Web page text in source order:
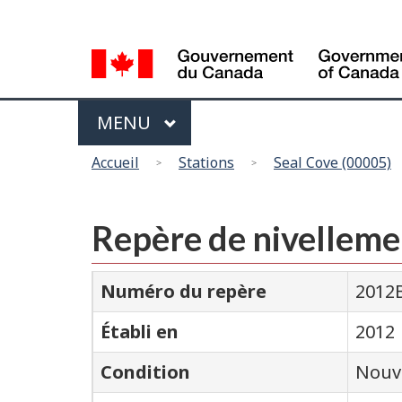
de
la
langue
Menu
MAIN
MENU
Accueil Stations Seal Cove (00005)
Repère de
Numéro du repère
Établi en
2012
Condition